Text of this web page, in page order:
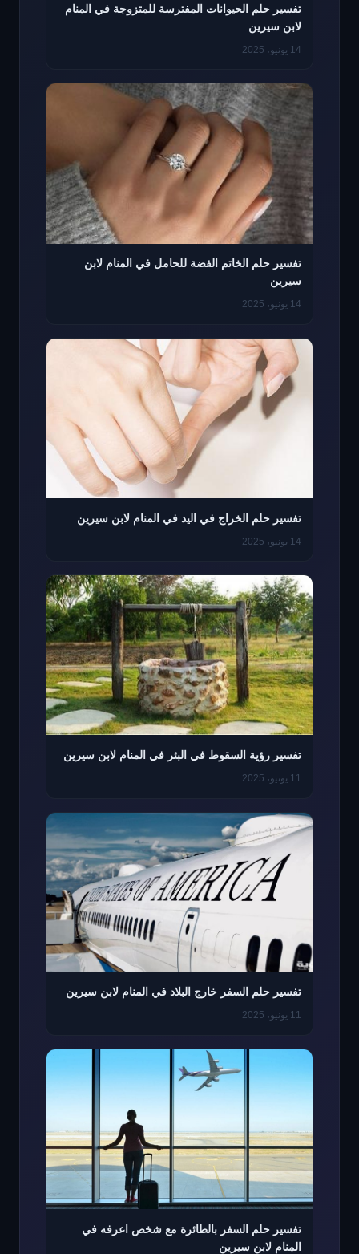
تفسير حلم الحيوانات المفترسة للمتزوجة في المنام
لابن سيرين
14 يونيو، 2025
تفسير حلم الخاتم الفضة للحامل في المنام لابن
سيرين
14 يونيو، 2025
تفسير حلم الخراج في اليد في المنام لابن سيرين
14 يونيو، 2025
تفسير رؤية السقوط في البئر في المنام لابن سيرين
11 يونيو، 2025
تفسير حلم السفر خارج البلاد في المنام لابن سيرين
11 يونيو، 2025
تفسير حلم السفر بالطائرة مع شخص اعرفه في
المنام لابن سيرين